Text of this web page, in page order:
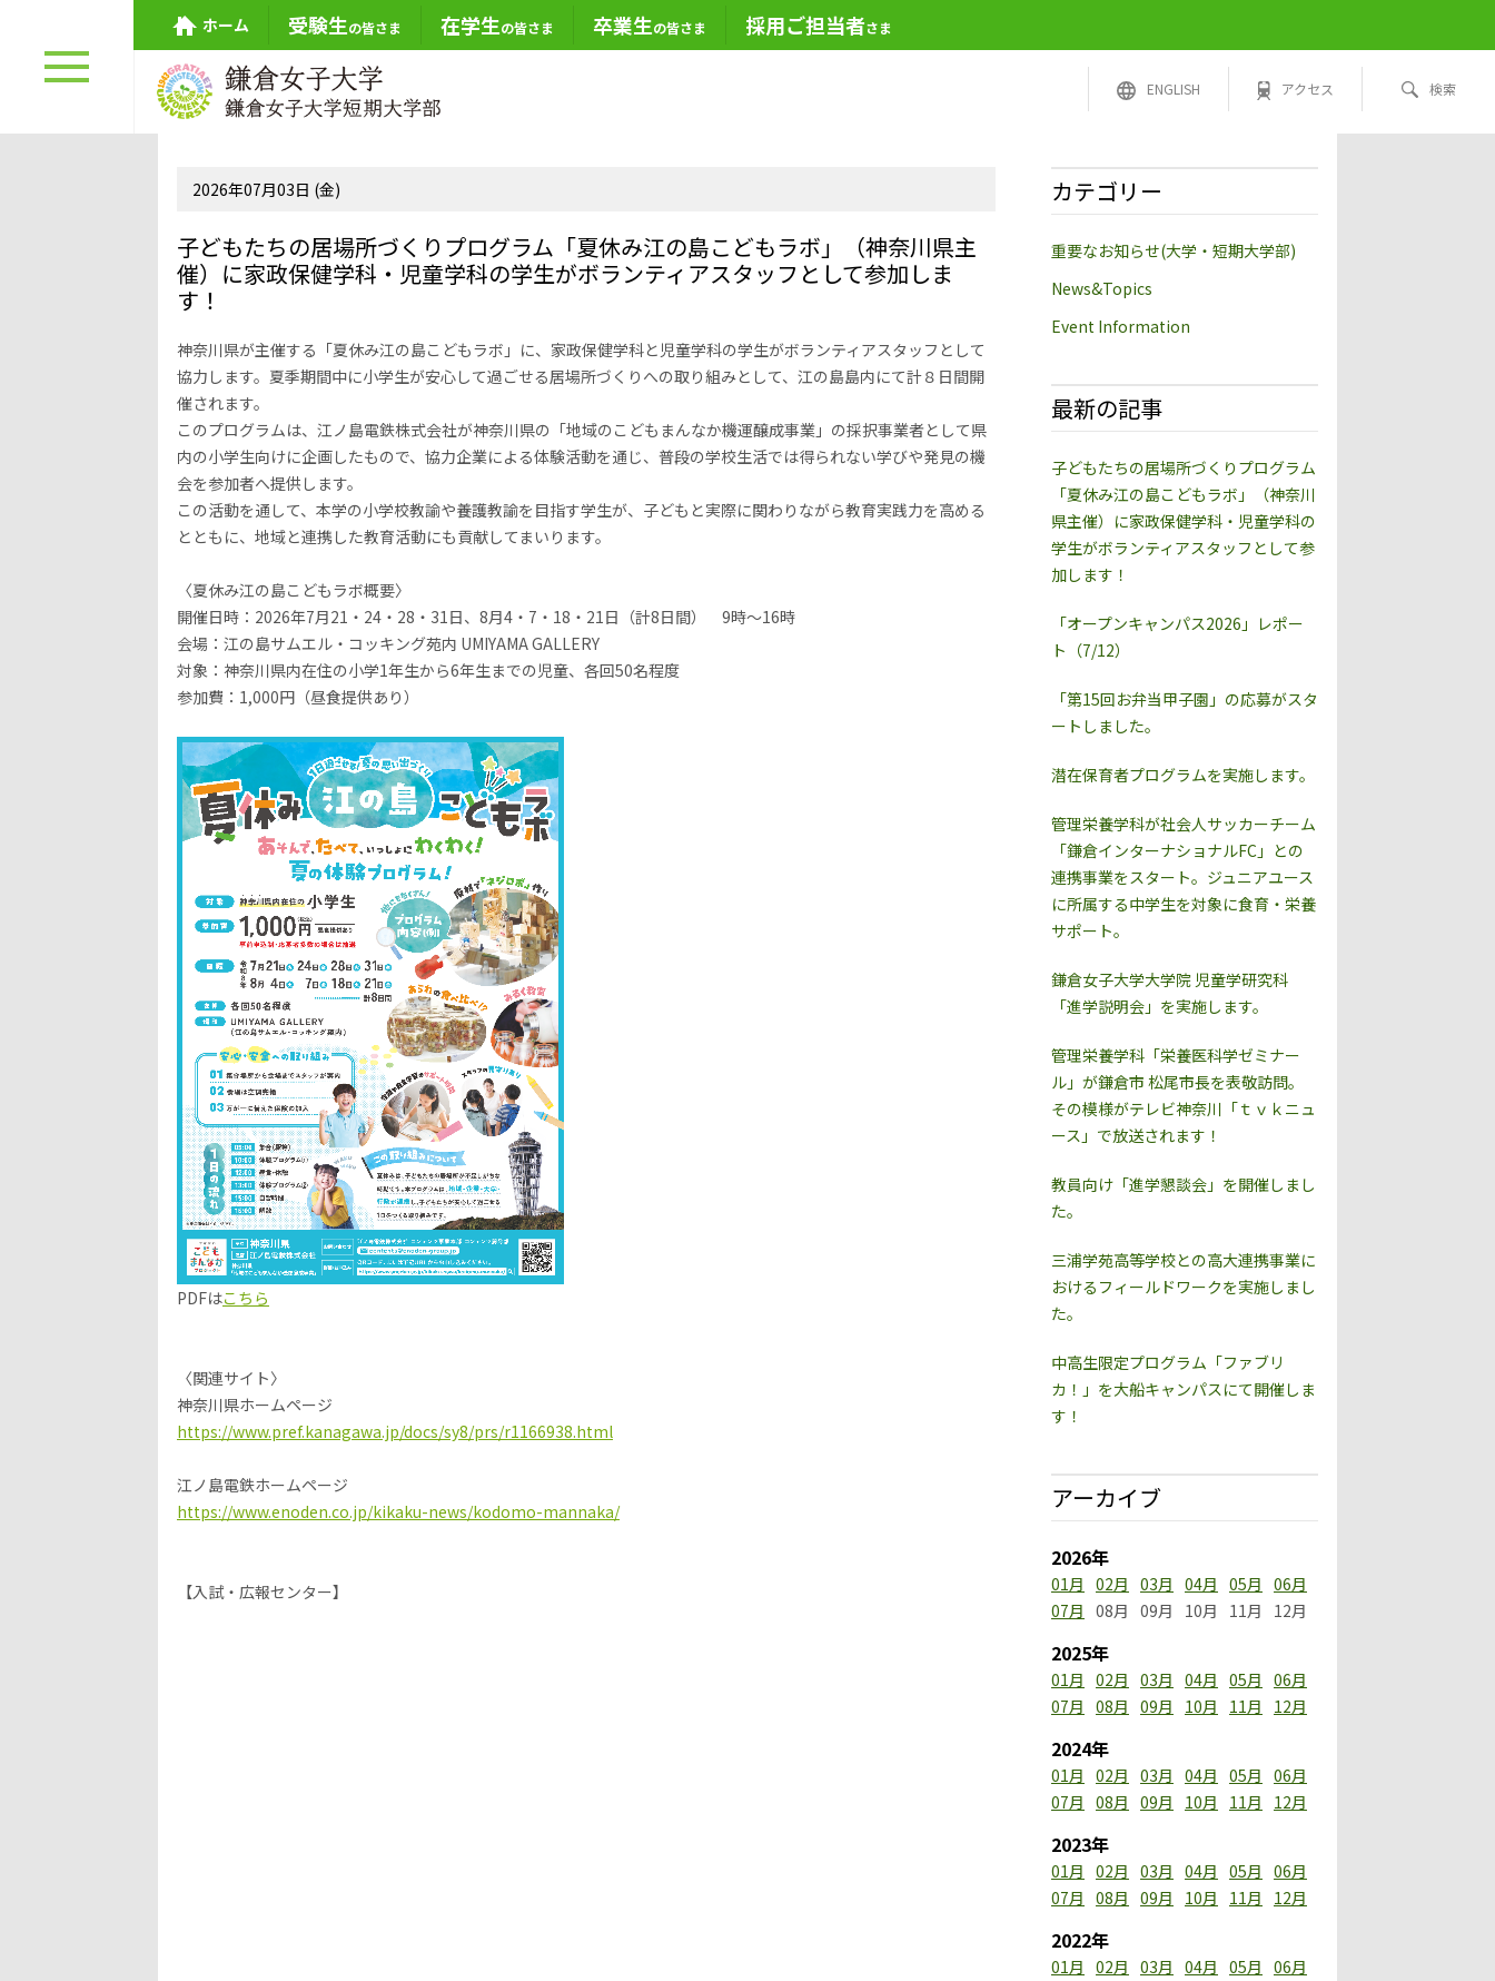
ホーム 受験生の皆さま 在学生の皆さま 卒業生の皆さま 採用ご担当者さま
ENGLISH アクセス 検索
2026年07月03日 (金)
子どもたちの居場所づくりプログラム「夏休み江の島こどもラボ」（神奈川県主
催）に家政保健学科・児童学科の学生がボランティアスタッフとして参加しま
す！
神奈川県が主催する「夏休み江の島こどもラボ」に、家政保健学科と児童学科の学生がボランティアスタッフとして
協力します。夏季期間中に小学生が安心して過ごせる居場所づくりへの取り組みとして、江の島島内にて計８日間開
催されます。
このプログラムは、江ノ島電鉄株式会社が神奈川県の「地域のこどもまんなか機運醸成事業」の採択事業者として県
内の小学生向けに企画したもので、協力企業による体験活動を通じ、普段の学校生活では得られない学びや発見の機
会を参加者へ提供します。
この活動を通して、本学の小学校教諭や養護教諭を目指す学生が、子どもと実際に関わりながら教育実践力を高める
とともに、地域と連携した教育活動にも貢献してまいります。
〈夏休み江の島こどもラボ概要〉
開催日時： 2026年7月21 ・ 24 ・ 28 ・ 31日、 8月4 ・ 7 ・ 18 ・ 21日（計8日間） 9時～16時
会場：江の島サムエル・コッキング苑内 UMIYAMA GALLERY
対象：神奈川県内在住の小学1年生から6年生までの児童、各回50名程度
参加費： 1,000円（昼食提供あり）
PDFはこちら
〈関連サイト〉
神奈川県ホームページ
https://www.pref.kanagawa.jp/docs/sy8/prs/r1166938.html
江ノ島電鉄ホームページ
https://www.enoden.co.jp/kikaku-news/kodomo-mannaka/
【入試・広報センター】
カテゴリー
重要なお知らせ(大学・短期大学部)
News&Topics
Event Information
最新の記事
子どもたちの居場所づくりプログラム
「夏休み江の島こどもラボ」（神奈川
県主催）に家政保健学科・児童学科の
学生がボランティアスタッフとして参
加します！
「オープンキャンパス2026」レポー
ト（7/12）
「第15回お弁当甲子園」の応募がスタ
ートしました。
潜在保育者プログラムを実施します。
管理栄養学科が社会人サッカーチーム
「鎌倉インターナショナルFC」との
連携事業をスタート。ジュニアユース
に所属する中学生を対象に食育・栄養
サポート。
鎌倉女子大学大学院 児童学研究科
「進学説明会」を実施します。
管理栄養学科「栄養医科学ゼミナー
ル」が鎌倉市 松尾市長を表敬訪問。
その模様がテレビ神奈川「ｔｖｋニュ
ース」で放送されます！
教員向け「進学懇談会」を開催しまし
た。
三浦学苑高等学校との高大連携事業に
おけるフィールドワークを実施しまし
た。
中高生限定プログラム「ファブリ
カ！」を大船キャンパスにて開催しま
す！
アーカイブ
2026年
01月 02月 03月 04月 05月 06月
07月 08月 09月 10月 11月 12月
2025年
01月 02月 03月 04月 05月 06月
07月 08月 09月 10月 11月 12月
2024年
01月 02月 03月 04月 05月 06月
07月 08月 09月 10月 11月 12月
2023年
01月 02月 03月 04月 05月 06月
07月 08月 09月 10月 11月 12月
2022年
01月 02月 03月 04月 05月 06月